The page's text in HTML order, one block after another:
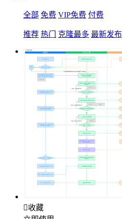
全部 免费 VIP免费 付费
推荐 热门 克隆最多 最新发布
收藏